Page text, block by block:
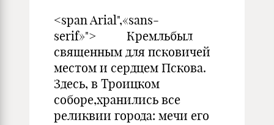
<span Arial",«sans-
serif»"> Кремльбыл
священным для псковичей
местом и сердцем Пскова.
Здесь, в Троицком
соборе,хранились все
реликвии города: мечи его